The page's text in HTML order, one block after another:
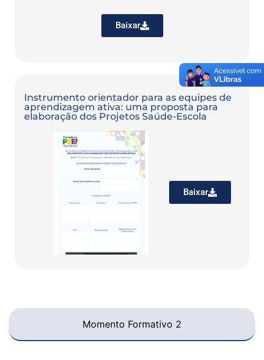
Momento Formativo 2
Baixar
Instrumento orientador para as equipes de
aprendizagem ativa: uma proposta para
elaboração dos Projetos Saúde-Escola
Baixar